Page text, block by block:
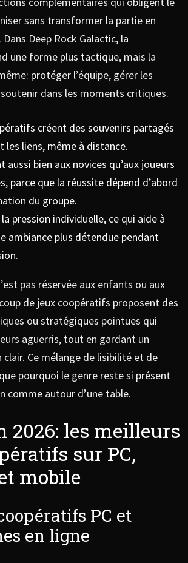
sans transformer la partie en
Deep Rock Galactic, la
une forme plus tactique, mais la
protéger l’équipe, gérer les
dans les moments critiques.
créent des souvenirs partagés
les liens, même à distance.
aussi bien aux novices qu’aux joueurs
parce que la réussite dépend d’abord
du groupe.
pression individuelle, ce qui aide à
ambiance plus détendue pendant
pas réservée aux enfants ou aux
de jeux coopératifs proposent des
ou stratégiques pointues qui
aguerris, tout en gardant un
Ce mélange de lisibilité et de
pourquoi le genre reste si présent
comme autour d’une table.
2026: les meilleurs
sur PC,
mobile
PC et
en ligne